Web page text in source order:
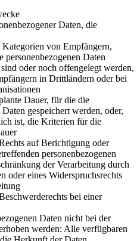
Daten, die
von Empfängern,
personenbezogenen Daten
oder noch offengelegt werden,
in Drittländern oder bei
Dauer, für die die
gespeichert werden, oder,
ist, die Kriterien für die
auf Berichtigung oder
personenbezogenen
der Verarbeitung durch
oder eines Widerspruchsrechts
bei einer
Daten nicht bei der
werden: Alle verfügbaren